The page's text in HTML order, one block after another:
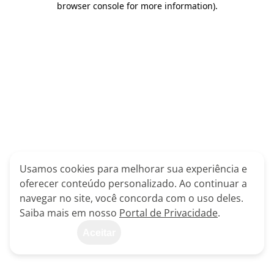
browser console for more information).
Usamos cookies para melhorar sua experiência e
oferecer conteúdo personalizado. Ao continuar a
navegar no site, você concorda com o uso deles.
Saiba mais em nosso Portal de Privacidade.